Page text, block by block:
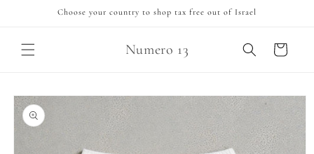
Choose your country to shop tax free out of Israel
Numero 13 Cart
Skip to
product
information